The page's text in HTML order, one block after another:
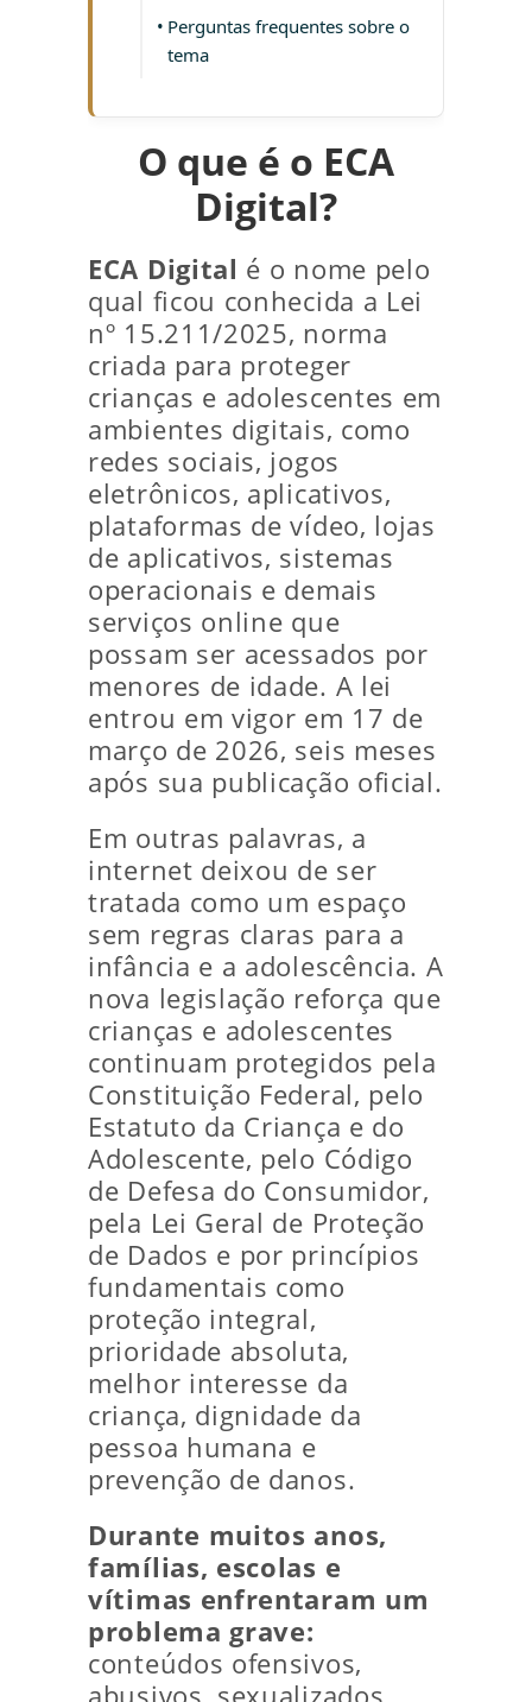
Perguntas frequentes sobre o
tema
O que é o ECA
Digital?
ECA Digital é o nome pelo
qual ficou conhecida a Lei
nº 15.211/2025, norma
criada para proteger
crianças e adolescentes em
ambientes digitais, como
redes sociais, jogos
eletrônicos, aplicativos,
plataformas de vídeo, lojas
de aplicativos, sistemas
operacionais e demais
serviços online que
possam ser acessados por
menores de idade. A lei
entrou em vigor em 17 de
março de 2026, seis meses
após sua publicação oficial.
Em outras palavras, a
internet deixou de ser
tratada como um espaço
sem regras claras para a
infância e a adolescência. A
nova legislação reforça que
crianças e adolescentes
continuam protegidos pela
Constituição Federal, pelo
Estatuto da Criança e do
Adolescente, pelo Código
de Defesa do Consumidor,
pela Lei Geral de Proteção
de Dados e por princípios
fundamentais como
proteção integral,
prioridade absoluta,
melhor interesse da
criança, dignidade da
pessoa humana e
prevenção de danos.
Durante muitos anos,
famílias, escolas e
vítimas enfrentaram um
problema grave:
conteúdos ofensivos,